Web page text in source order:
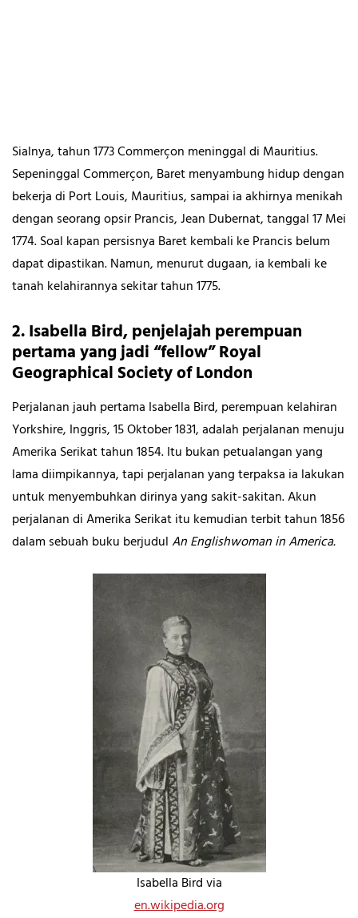
Sialnya, tahun 1773 Commerçon meninggal di Mauritius.
Sepeninggal Commerçon, Baret menyambung hidup dengan
bekerja di Port Louis, Mauritius, sampai ia akhirnya menikah
dengan seorang opsir Prancis, Jean Dubernat, tanggal 17 Mei
1774. Soal kapan persisnya Baret kembali ke Prancis belum
dapat dipastikan. Namun, menurut dugaan, ia kembali ke
tanah kelahirannya sekitar tahun 1775.
2. Isabella Bird, penjelajah perempuan
pertama yang jadi “fellow” Royal
Geographical Society of London
Perjalanan jauh pertama Isabella Bird, perempuan kelahiran
Yorkshire, Inggris, 15 Oktober 1831, adalah perjalanan menuju
Amerika Serikat tahun 1854. Itu bukan petualangan yang
lama diimpikannya, tapi perjalanan yang terpaksa ia lakukan
untuk menyembuhkan dirinya yang sakit-sakitan. Akun
perjalanan di Amerika Serikat itu kemudian terbit tahun 1856
dalam sebuah buku berjudulAn Englishwoman in America.
Isabella Bird via
en.wikipedia.org